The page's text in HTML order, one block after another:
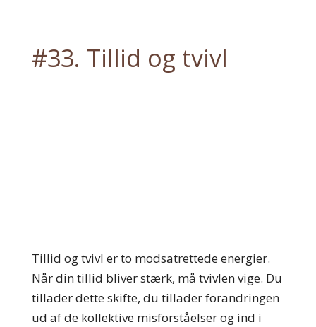
#33. Tillid og tvivl
Tillid og tvivl er to modsatrettede energier.
Når din tillid bliver stærk, må tvivlen vige. Du
tillader dette skifte, du tillader forandringen
ud af de kollektive misforståelser og ind i